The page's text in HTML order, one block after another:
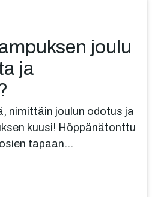
joulu
ja
nimittäin joulun odotus ja
kuusi! Höppänätonttu
tapaan…